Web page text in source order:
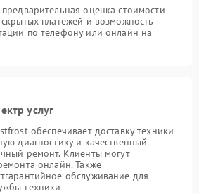
оценка стоимости
скрытых платежей и возможность
по телефону или онлайн на
услуг
обеспечивает доставку техники
диагностику и качественный
ремонт. Клиенты могут
онлайн. Также
обслуживание для
техники